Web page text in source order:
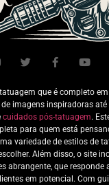
que é completo
imagens inspiradoras
cuidados pós-tatuagem.
para quem está
variedade de estilos de
Além disso, o site
abrangente, que responde
em potencial. Com